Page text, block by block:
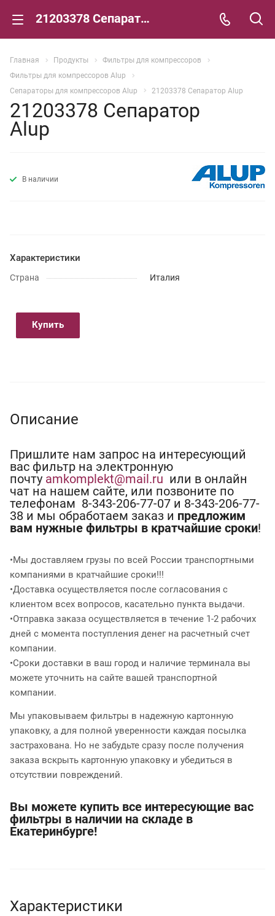
21203378 Сепаратор Alup
Главная Продукты
Фильтры для компрессоров
Фильтры для компрессоров Alup
Сепараторы для компрессоров Alup
21203378 Сепаратор Alup
21203378 Сепаратор
Alup
В наличии
Характеристики
Страна Италия
Купить
Описание
Пришлите нам запрос на интересующий
вас фильтр на электронную
почту amkomplekt@mail.ru или в онлайн
чат на нашем сайте, или позвоните по
телефонам 8-343-206-77-07 и 8-343-206-77-
38 и мы обработаем заказ и предложим
вам нужные фильтры в кратчайшие сроки!
•Мы доставляем грузы по всей России транспортными
компаниями в кратчайшие сроки!!!
•Доставка осуществляется после согласования с
клиентом всех вопросов, касательно пункта выдачи.
•Отправка заказа осуществляется в течение 1-2 рабочих
дней с момента поступления денег на расчетный счет
компании.
•Сроки доставки в ваш город и наличие терминала вы
можете уточнить на сайте вашей транспортной
компании.
Мы упаковываем фильтры в надежную картонную
упаковку, а для полной уверенности каждая посылка
застрахована. Но не забудьте сразу после получения
заказа вскрыть картонную упаковку и убедиться в
отсутствии повреждений.
Вы можете купить все интересующие вас
фильтры в наличии на складе в
Екатеринбурге!
Характеристики